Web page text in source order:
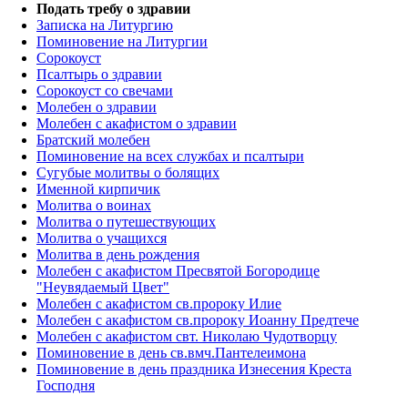
Подать требу о здравии
Записка на Литургию
Поминовение на Литургии
Сорокоуст
Псалтырь о здравии
Сорокоуст со свечами
Молебен о здравии
Молебен с акафистом о здравии
Братский молебен
Поминовение на всех службах и псалтыри
Сугубые молитвы о болящих
Именной кирпичик
Молитва о воинах
Молитва о путешествующих
Молитва о учащихся
Молитва в день рождения
Молебен с акафистом Пресвятой Богородице
"Неувядаемый Цвет"
Молебен с акафистом св.пророку Илие
Молебен с акафистом св.пророку Иоанну Предтече
Молебен с акафистом свт. Николаю Чудотворцу
Поминовение в день св.вмч.Пантелеимона
Поминовение в день праздника Изнесения Креста
Господня